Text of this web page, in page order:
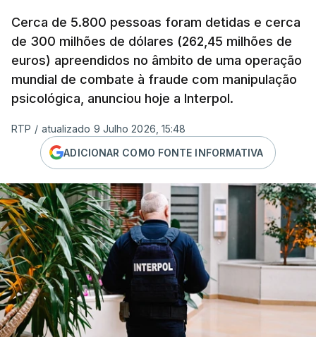
Cerca de 5.800 pessoas foram detidas e cerca
de 300 milhões de dólares (262,45 milhões de
euros) apreendidos no âmbito de uma operação
mundial de combate à fraude com manipulação
psicológica, anunciou hoje a Interpol.
RTP / atualizado 9 Julho 2026, 15:48
ADICIONAR COMO FONTE INFORMATIVA